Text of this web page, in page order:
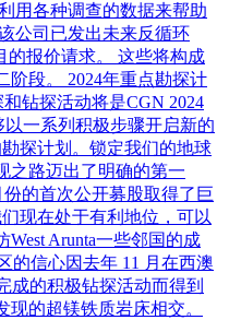
用各种调查的数据来帮助
公司已发出未来反循环
的报价请求。 这些将构成
阶段。 2024年重点勘探计
钻探活动将是CGN 2024
一系列积极步骤开启新的
探计划。锁定我们的地球
之路迈出了明确的第一
的首次公开募股取得了巨
现在处于有利地位，可以
Arunta一些邻国的成
的信心因去年 11 月在西澳
成的积极钻探活动而得到
的超镁铁质岩床相交。